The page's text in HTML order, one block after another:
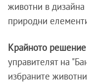
животни в
природни
Крайното решение
управителят на
избраните